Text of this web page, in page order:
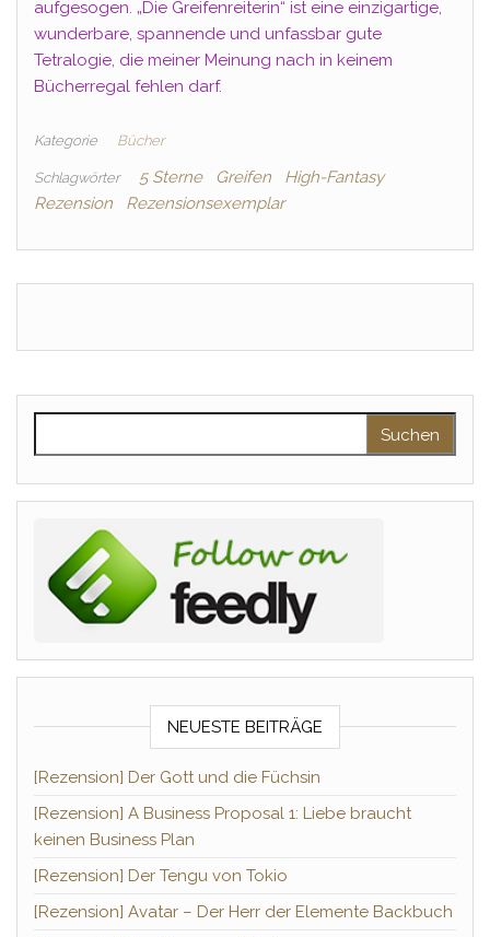
aufgesogen. „Die Greifenreiterin“ ist eine einzigartige,
wunderbare, spannende und unfassbar gute
Tetralogie, die meiner Meinung nach in keinem
Bücherregal fehlen darf.
Kategorie Bücher
Schlagwörter 5 Sterne Greifen
High-Fantasy
Rezension
Rezensionsexemplar
NEUESTE BEITRÄGE
[Rezension] Der Gott und die Füchsin
[Rezension] A Business Proposal 1: Liebe braucht
keinen Business Plan
[Rezension] Der Tengu von Tokio
[Rezension] Avatar – Der Herr der Elemente Backbuch